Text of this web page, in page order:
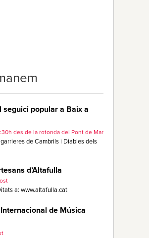
seguici popular a Baix a
des de la rotonda del Pont de Mar
de Cambrils i Diables dels
d’Altafulla
a: www.altafulla.cat
de Música